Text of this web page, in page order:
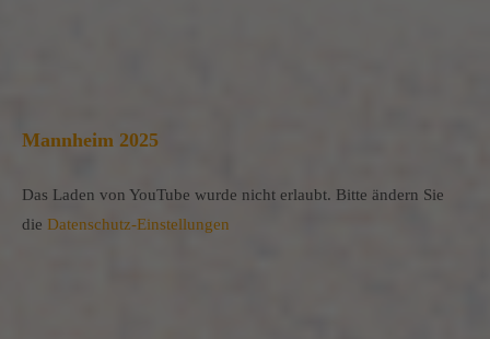
Mannheim 2025
Das Laden von YouTube wurde nicht erlaubt. Bitte ändern Sie
die Datenschutz-Einstellungen